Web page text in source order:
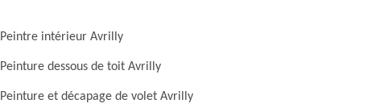
Peintre intérieur Avrilly
Peinture dessous de toit Avrilly
Peinture et décapage de volet Avrilly